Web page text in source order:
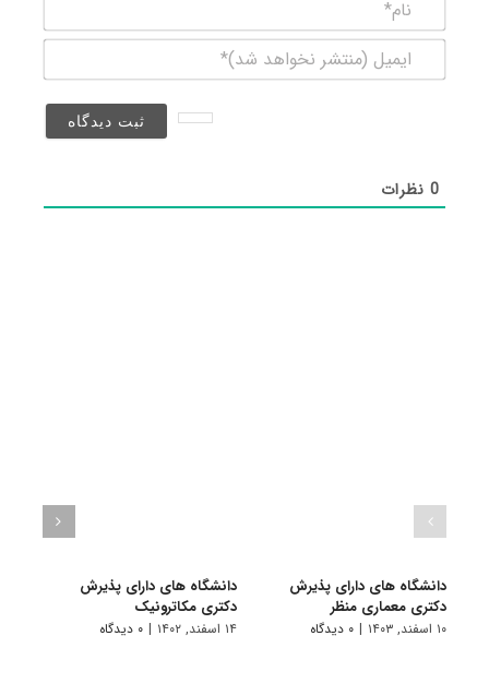
(منتشر
0نظرات
دانشگاه های دارای پذیرش
دکتری ﻣﻌﻤﺎری منظر
۱۰ اسفند, ۱۴۰۳ | ۰ دیدگاه
دانشگاه های دارای پذیرش
دکتری مکاترونیک
۱۴ اسفند, ۱۴۰۲ | ۰ دیدگاه